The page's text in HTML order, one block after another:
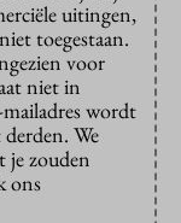
uitingen,
toegestaan.
voor
niet in
mailadres wordt
We
je zouden
ons